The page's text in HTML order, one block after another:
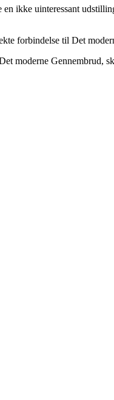
ikke uinteressant
forbindelse til Det
moderne Gennembrud,